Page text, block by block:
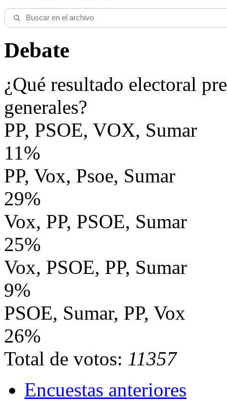
Debate
¿Qué resultado electoral
generales?
PP, PSOE, VOX, Sumar
11%
PP, Vox, Psoe, Sumar
29%
Vox, PP, PSOE, Sumar
25%
Vox, PSOE, PP, Sumar
9%
PSOE, Sumar, PP, Vox
26%
Total de votos: 11357
Encuestas anteriores